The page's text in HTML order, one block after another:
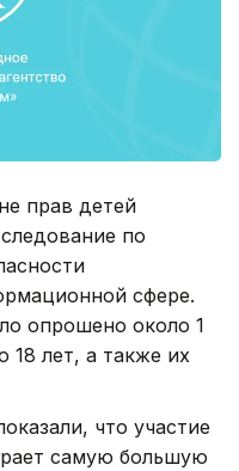
прав детей
по
сфере.
опрошено около 1
18 лет, а также их
что участие
самую большую